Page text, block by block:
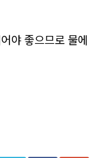
야 좋으므로 물에